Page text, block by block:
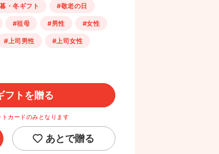
・冬ギフト #敬老の日
#祖母 #男性 #女性
#上司男性 #上司女性
フトを贈る
カードのみとなります
あとで贈る